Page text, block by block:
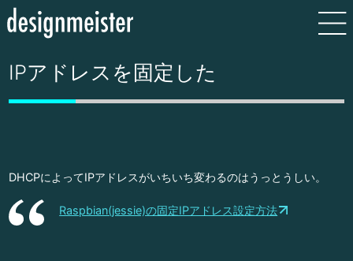
IPアドレスを固定した
DHCPによってIPアドレスがいちいち変わるのはうっとうしい。
Raspbian(jessie)の固定IPアドレス設定方法